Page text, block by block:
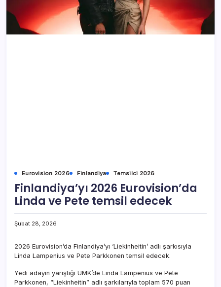
Eurovision 2026 Finlandiya Temsilci 2026
Finlandiya’yı 2026 Eurovision’da
Linda ve Pete temsil edecek
Şubat 28, 2026
2026 Eurovision’da Finlandiya’yı ‘Liekinheitin’ adlı şarkısıyla
Linda Lampenius ve Pete Parkkonen temsil edecek.
Yedi adayın yarıştığı UMK’de Linda Lampenius ve Pete
Parkkonen, “Liekinheitin” adlı şarkılarıyla toplam 570 puan